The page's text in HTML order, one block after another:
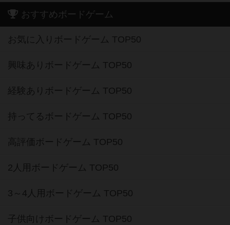
おすすめボードゲーム
お気に入りボードゲーム TOP50
興味ありボードゲーム TOP50
経験ありボードゲーム TOP50
持ってるボードゲーム TOP50
高評価ボードゲーム TOP50
2人用ボードゲーム TOP50
3～4人用ボードゲーム TOP50
子供向けボードゲーム TOP50